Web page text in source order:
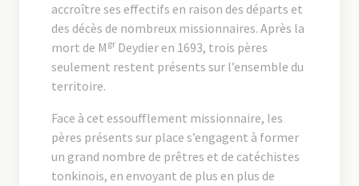
accroître ses effectifs en raison des départs et
des décès de nombreux missionnaires. Après la
mort de M gr Deydier en 1693, trois pères
seulement restent présents sur l’ensemble du
territoire.
Face à cet essoufflement missionnaire, les
pères présents sur place s’engagent à former
un grand nombre de prêtres et de catéchistes
tonkinois, en envoyant de plus en plus de